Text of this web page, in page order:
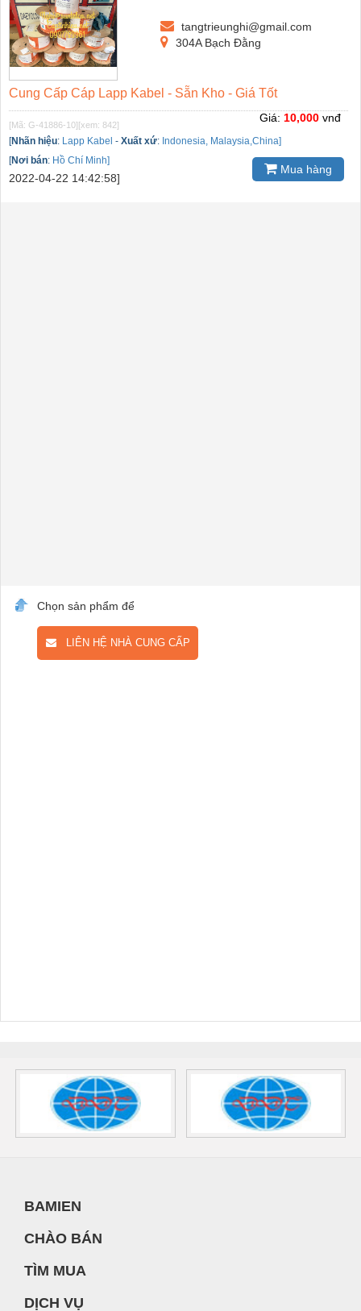
tangtrieunghi@gmail.com
304A Bạch Đằng
Cung Cấp Cáp Lapp Kabel - Sẵn Kho - Giá Tốt
[Mã: G-41886-10] [xem: 842]
[Nhãn hiệu: Lapp Kabel - Xuất xứ: Indonesia, Malaysia,China]
[Nơi bán: Hồ Chí Minh]
2022-04-22 14:42:58]
Giá: 10,000 vnđ
Mua hàng
Chọn sản phẩm để
LIÊN HỆ NHÀ CUNG CẤP
BAMIEN
CHÀO BÁN
TÌM MUA
DỊCH VỤ